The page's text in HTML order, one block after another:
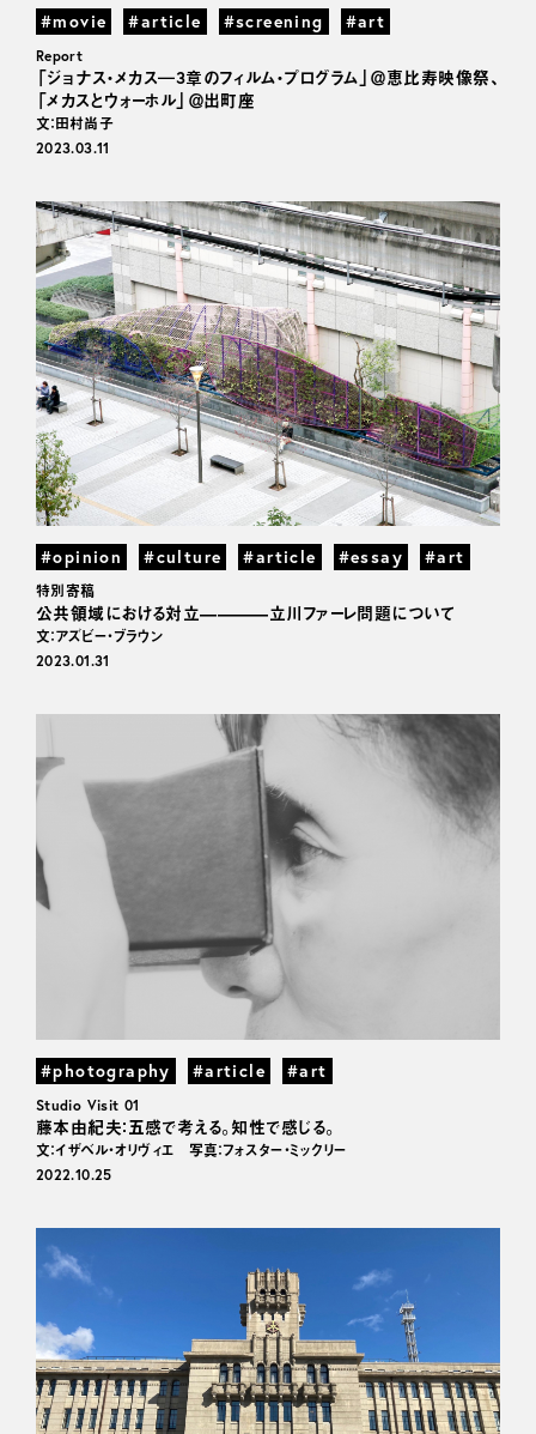
#movie #article #screening #art
Report
「ジョナス・メカス―3章のフィルム・プログラム」＠恵比寿映像祭、
「メカスとウォーホル」＠出町座
文：田村尚子
2023.03.11
#opinion #culture #article #essay #art
特別寄稿
公共領域における対立————立川ファーレ問題について
文：アズビー・ブラウン
2023.01.31
#photography #article #art
Studio Visit 01
藤本由紀夫：五感で考える。知性で感じる。
文：イザベル・オリヴィエ 写真：フォスター・ミックリー
2022.10.25